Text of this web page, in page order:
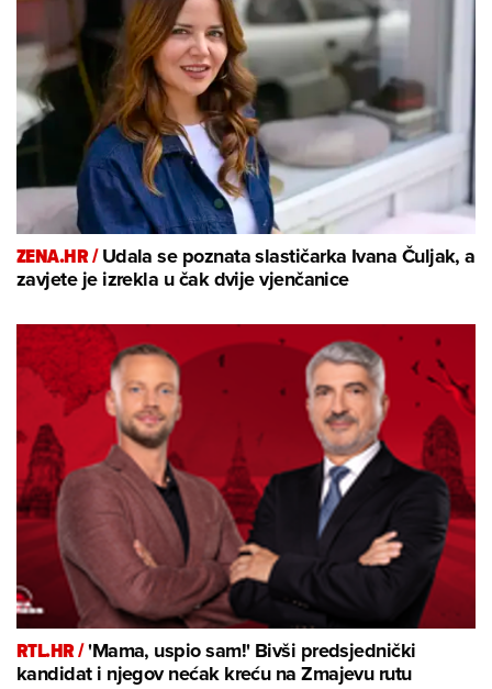
ZENA.HR /Udala se poznata slastičarka Ivana Čuljak, a
zavjete je izrekla u čak dvije vjenčanice
RTL.HR /'Mama, uspio sam!' Bivši predsjednički
kandidat i njegov nećak kreću na Zmajevu rutu